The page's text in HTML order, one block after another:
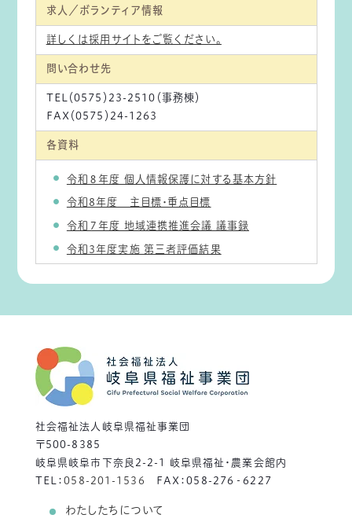
求人／ボランティア情報
詳しくは採用サイトをご覧ください。
問い合わせ先
TEL（0575）23-2510（事務棟）
FAX（0575）24-1263
各資料
令和８年度 個人情報保護に対する基本方針
令和8年度 主目標・重点目標
令和７年度 地域連携推進会議 議事録
令和3年度実施 第三者評価結果
社会福祉法人岐阜県福祉事業団
〒500-8385
岐阜県岐阜市下奈良2-2-1 岐阜県福祉・農業会館内
TEL：058-201-1536 FAX：058-276‐6227
わたしたちについて